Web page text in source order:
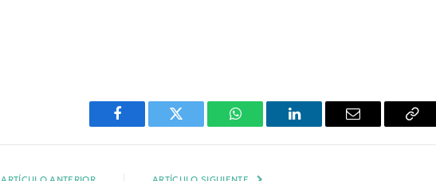
Facebook Twitter WhatsAppLinkedIn Email